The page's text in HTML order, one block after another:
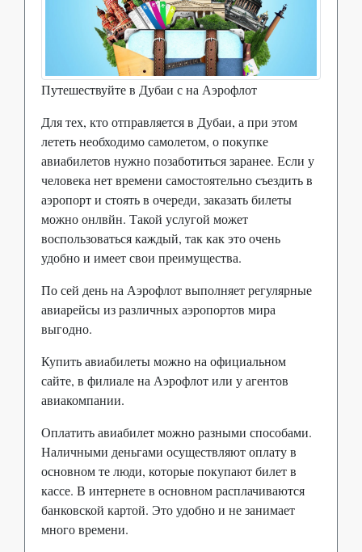
Путешествуйте в Дубаи с на Аэрофлот
Для тех, кто отправляется в Дубаи, а при этом
лететь необходимо самолетом, о покупке
авиабилетов нужно позаботиться заранее. Если у
человека нет времени самостоятельно съездить в
аэропорт и стоять в очереди, заказать билеты
можно онлвйн. Такой услугой может
воспользоваться каждый, так как это очень
удобно и имеет свои преимущества.
По сей день на Аэрофлот выполняет регулярные
авиарейсы из различных аэропортов мира
выгодно.
Купить авиабилеты можно на официальном
сайте, в филиале на Аэрофлот или у агентов
авиакомпании.
Оплатить авиабилет можно разными способами.
Наличными деньгами осуществляют оплату в
основном те люди, которые покупают билет в
кассе. В интернете в основном расплачиваются
банковской картой. Это удобно и не занимает
много времени.